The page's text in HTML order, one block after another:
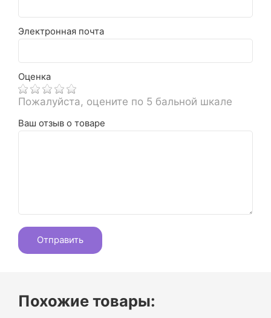
Электронная почта
Оценка
Пожалуйста, оцените по 5 бальной шкале
Ваш отзыв о товаре
Похожие товары: